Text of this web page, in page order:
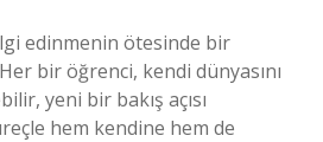
edinmenin ötesinde bir
bir öğrenci, kendi dünyasını
yeni bir bakış açısı
hem kendine hem de